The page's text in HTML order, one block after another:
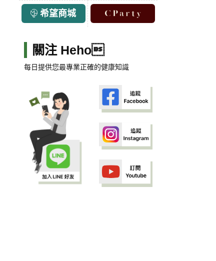
希望商城
關注 Heho
每日提供您最專業正確的健康知識